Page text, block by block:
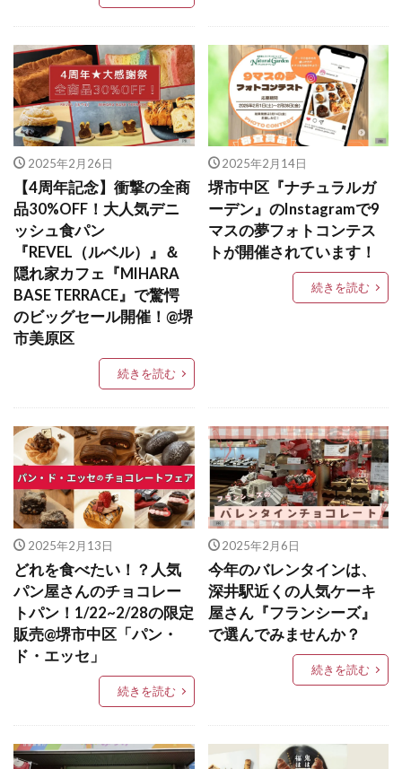
2025年2月26日
【4周年記念】衝撃の全商
品30%OFF！大人気デニ
ッシュ食パン
『REVEL（ルベル）』＆
隠れ家カフェ『MIHARA
BASE TERRACE』で驚愕
のビッグセール開催！@堺
市美原区
続きを読む
2025年2月14日
堺市中区『ナチュラルガ
ーデン』のInstagramで9
マスの夢フォトコンテス
トが開催されています！
続きを読む
2025年2月13日
どれを食べたい！？人気
パン屋さんのチョコレー
トパン！1/22~2/28の限定
販売@堺市中区「パン・
ド・エッセ」
続きを読む
2025年2月6日
今年のバレンタインは、
深井駅近くの人気ケーキ
屋さん『フランシーズ』
で選んでみませんか？
続きを読む